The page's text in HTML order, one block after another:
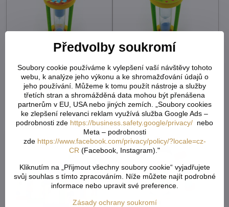
Hess Přesýpací hodiny
pro měření doby čištění
zubů Dinosaurus
Skladem - externí sklad
236,68 Kč
195,60 Kčbez DPH
Hess Přesýpací hodiny
pro měření doby čištění
zubů Jednorožec
Skladem - externí sklad
236,68 Kč
195,60 Kčbez DPH
Předvolby soukromí
Soubory cookie používáme k vylepšení vaší návštěvy tohoto
webu, k analýze jeho výkonu a ke shromažďování údajů o
jeho používání. Můžeme k tomu použít nástroje a služby
třetích stran a shromážděná data mohou být přenášena
partnerům v EU, USA nebo jiných zemích. „Soubory cookies
ke zlepšení relevanci reklam využívá služba Google Ads –
podrobnosti zde https://business.safety.google/privacy/ nebo
Meta – podrobnosti
zde https://www.facebook.com/privacy/policy/?locale=cz-
CR (Facebook, Instagram)."
Kliknutím na „Přijmout všechny soubory cookie“ vyjadřujete
svůj souhlas s tímto zpracováním. Níže můžete najít podrobné
informace nebo upravit své preference.
Zásady ochrany soukromí